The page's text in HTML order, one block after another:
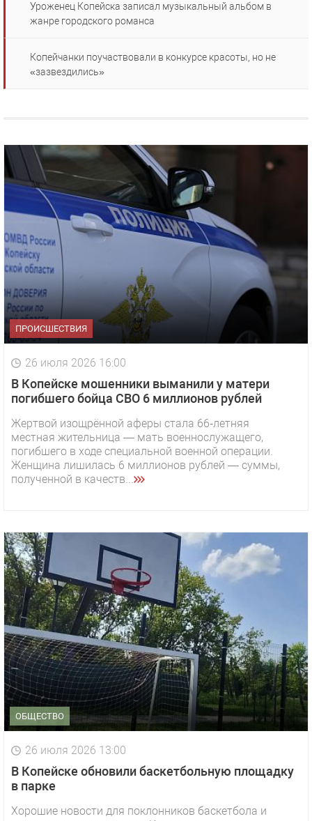
Уроженец Копейска записал музыкальный альбом в
жанре городского романса
Копейчанки поучаствовали в конкурсе красоты, но не
«зазвездились»
ПРОИСШЕСТВИЯ
26 июля 2026 16:00
В Копейске мошенники выманили у матери
погибшего бойца СВО 6 миллионов рублей
Жертвой изощрённой аферы стала 66‑летняя
местная жительница — мать военнослужащего,
погибшего в ходе специальной военной операции.
Женщина лишилась 6 миллионов рублей — суммы,
полученной в качеств...
ОБЩЕСТВО
26 июля 2026 13:00
В Копейске обновили баскетбольную площадку
в парке
Хорошие новости для поклонников баскетбола и